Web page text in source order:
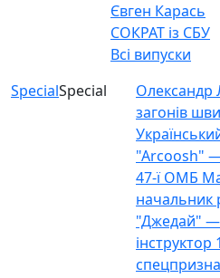
Євген Карась
СОКРАТ із СБУ
Всі випуски
SpecialSpecial
загонів
"Arcoosh"
47-ї ОМБ
начальник
"Джедай"
інструктор